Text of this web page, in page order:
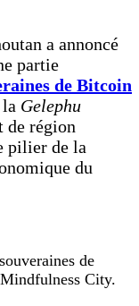
a annoncé
partie
de Bitcoin
Gelephu
de région
pilier de la
du
de
City.